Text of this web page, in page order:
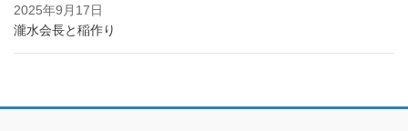
2025年9月17日
瀧水会長と稲作り